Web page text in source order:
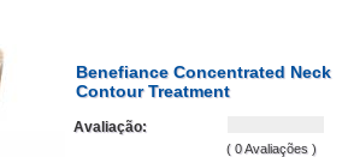
Benefiance Concentrated Neck
Contour Treatment
Avaliação:
( 0 Avaliações )